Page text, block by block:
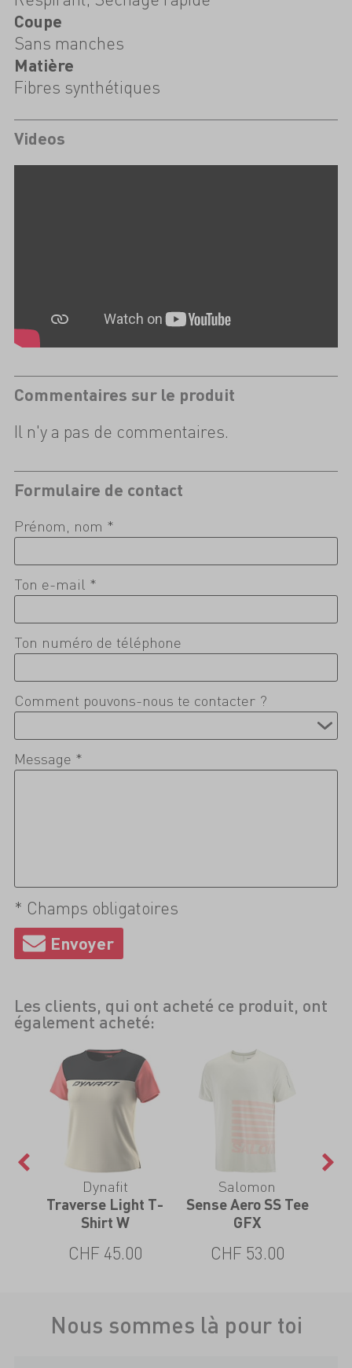
Coupe
Sans manches
Matière
Fibres synthétiques
Videos
Commentaires sur le produit
Il n'y a pas de commentaires.
Formulaire de contact
Prénom, nom *
Ton e-mail *
Ton numéro de téléphone
Comment pouvons-nous te contacter ?
Message *
* Champs obligatoires
Les clients, qui ont acheté ce produit, ont
également acheté:
Dynafit
Traverse Light T-
Shirt W
CHF 45.00
Salomon
Sense Aero SS Tee
GFX
CHF 53.00
Nous sommes là pour toi